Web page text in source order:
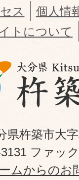
ス
個人情
トについて
県杵築市大
ファッ
ムからのお